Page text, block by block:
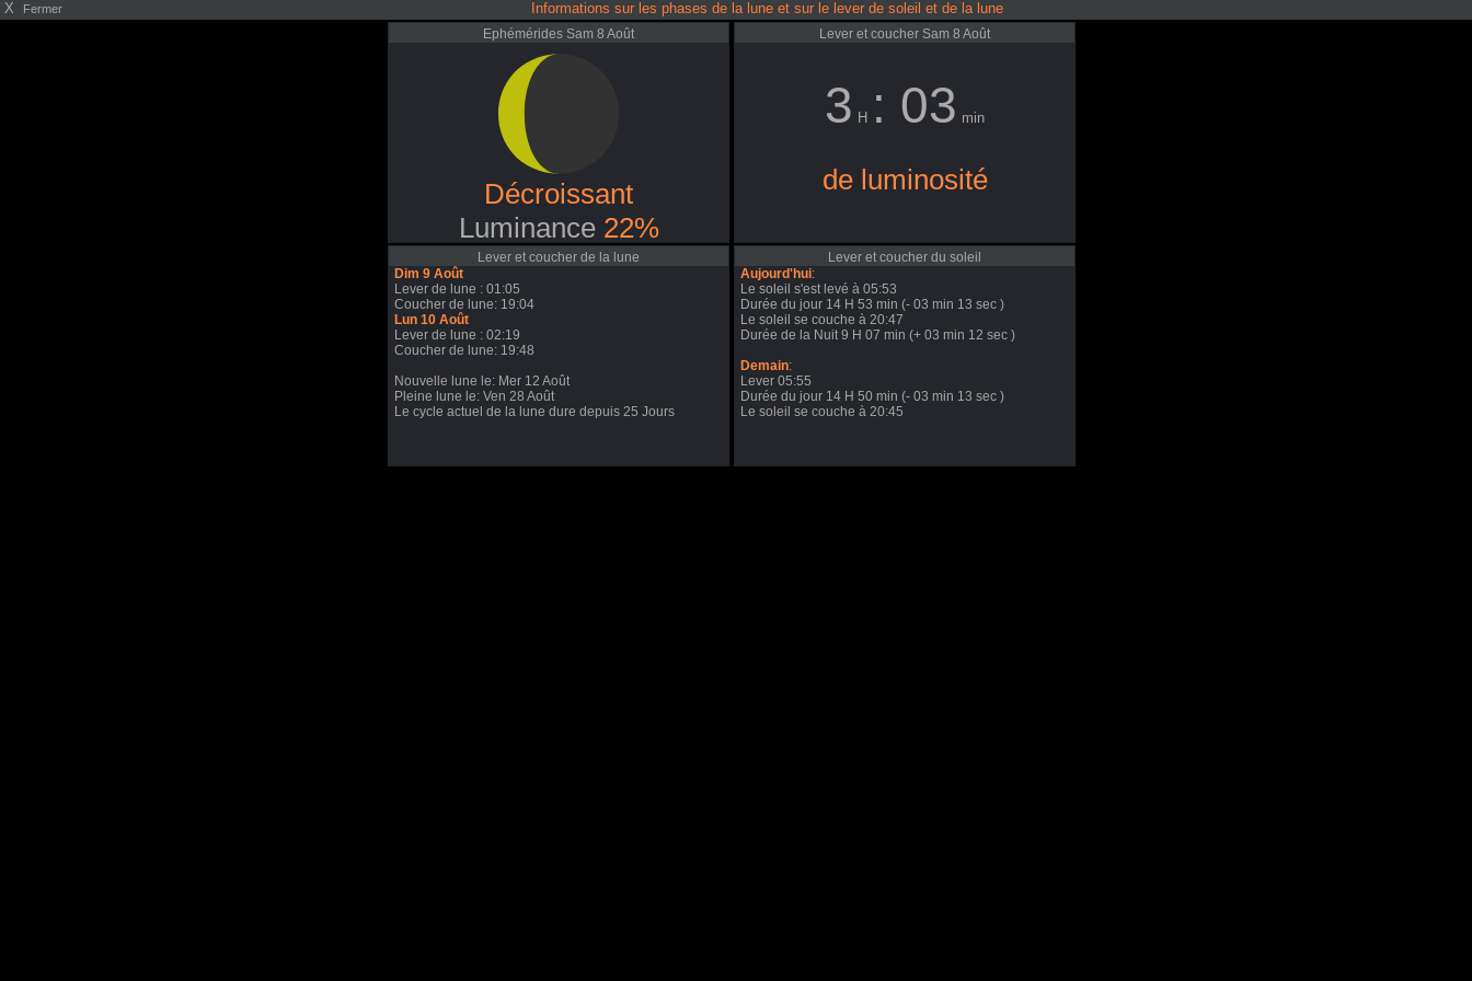
X Fermer Informations sur les phases de la lune et sur le lever de soleil et de la lune
Ephémérides Sam 8 Août
Décroissant
Luminance 22%
Lever et coucher Sam 8 Août
3 H : 03 min
de luminosité
Lever et coucher de la lune
Dim 9 Août
Lever de lune : 01:05
Coucher de lune: 19:04
Lun 10 Août
Lever de lune : 02:19
Coucher de lune: 19:48
Nouvelle lune le: Mer 12 Août
Pleine lune le: Ven 28 Août
Le cycle actuel de la lune dure depuis 25 Jours
Lever et coucher du soleil
Aujourd'hui:
Le soleil s'est levé à 05:53
Durée du jour 14 H 53 min (- 03 min 13 sec )
Le soleil se couche à 20:47
Durée de la Nuit 9 H 07 min (+ 03 min 12 sec )
Demain:
Lever 05:55
Durée du jour 14 H 50 min (- 03 min 13 sec )
Le soleil se couche à 20:45